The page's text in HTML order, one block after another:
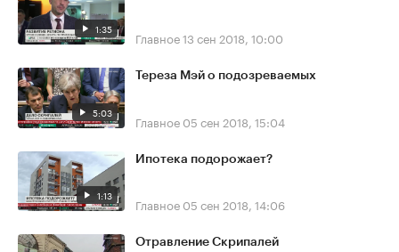
1:35 Главное13 сен 2018, 10:00
5:03
Тереза Мэй о подозреваемых
Главное 05 сен 2018, 15:04
1:13
Ипотека подорожает?
Главное 05 сен 2018, 14:06
Отравление Скрипалей